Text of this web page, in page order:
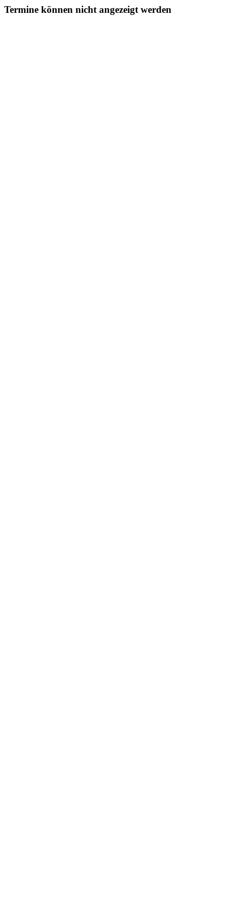
Termine können nicht angezeigt werden